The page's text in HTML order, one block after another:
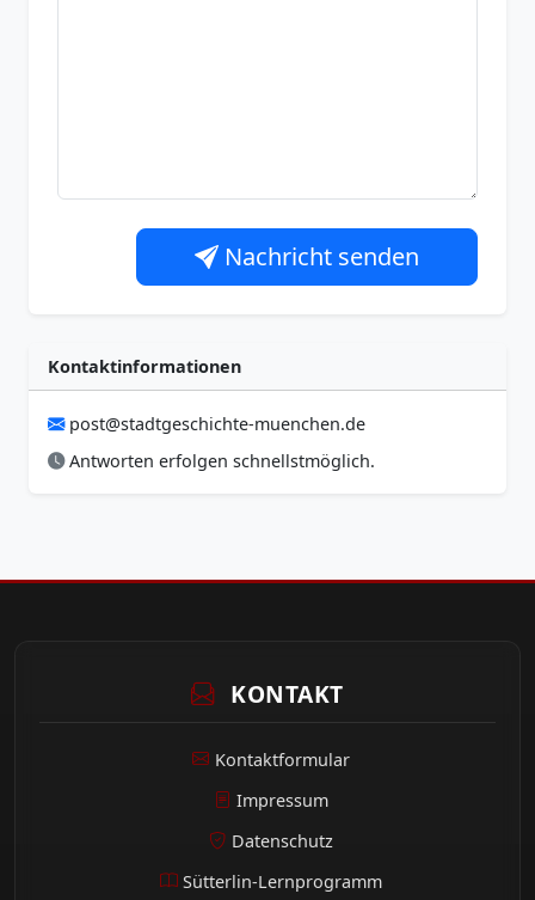
Nachricht senden
Kontaktinformationen
post@stadtgeschichte-muenchen.de
Antworten erfolgen schnellstmöglich.
KONTAKT
Kontaktformular
Impressum
Datenschutz
Sütterlin-Lernprogramm